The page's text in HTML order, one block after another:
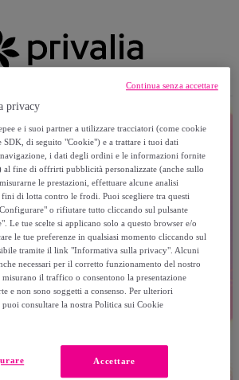
privacy
e i suoi partner a utilizzare tracciatori (come cookie
di seguito "Cookie") e a trattare i tuoi dati
i dati degli ordini e le informazioni fornite
al fine di offrirti pubblicità personalizzate (anche sullo
le prestazioni, effettuare alcune analisi
di lotta contro le frodi. Puoi scegliere tra questi
o rifiutare tutto cliccando sul pulsante
Le tue scelte si applicano solo a questo browser e/o
le tue preferenze in qualsiasi momento cliccando sul
tramite il link "Informativa sulla privacy". Alcuni
necessari per il corretto funzionamento del nostro
il traffico o consentono la presentazione
e non sono soggetti a consenso. Per ulteriori
consultare la nostra Politica sui Cookie
Accettare
Continua senza accettare